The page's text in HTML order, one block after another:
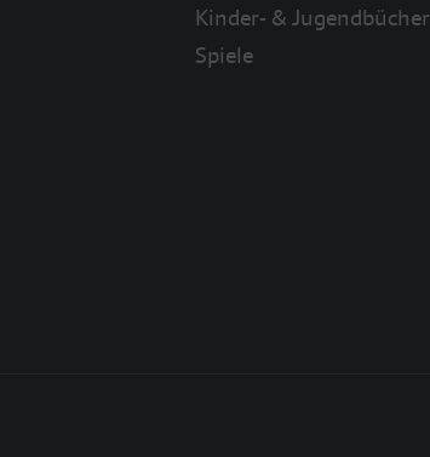
Kinder- & Jugendbücher
Spiele